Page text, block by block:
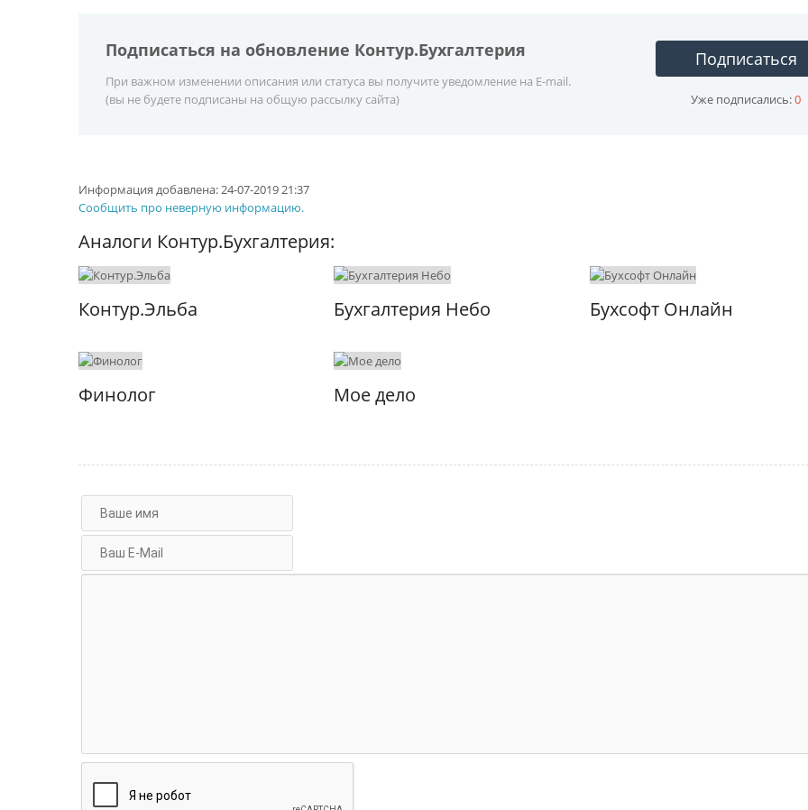
Подписаться на обновление Контур.Бухгалтерия
При важном изменении описания или статуса вы получите уведомление на E-mail.
(вы не будете подписаны на общую рассылку сайта)
Подписаться
Уже подписались:0
Информация добавлена:24-07-2019 21:37
Сообщить про неверную информацию.
Аналоги Контур.Бухгалтерия:
Контур.Эльба Бухгалтерия Небо Бухсофт Онлайн
Финолог Мое дело